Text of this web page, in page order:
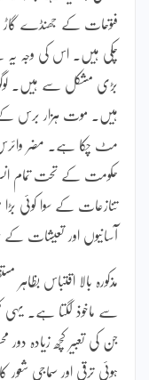
فتوحات کے جھنڈے گاڑ
چکی ہیں۔ اس کی وجہ یہ
بڑی مشکل سے ہیں۔
ہیں۔ موت ہزار برس کے
مٹ چکا ہے۔ مضر وائرس
حکومت کے تحت تمام
تنازعات کے سوا کوئی
آسانیوں اور تعیشات کے
مذکورہ بالا اقتباس
سے ماخوذ لگتا ہے۔
جن کی تعبیر کچھ زیادہ
ہوئی ترقی اور سماجی